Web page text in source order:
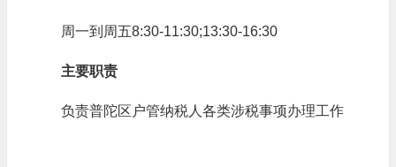
周一到周五8:30-11:30;13:30-16:30
主要职责
负责普陀区户管纳税人各类涉税事项办理工作